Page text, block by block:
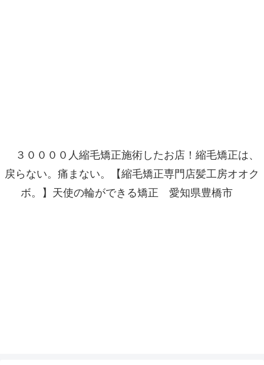
３００００人縮毛矯正施術したお店！縮毛矯正は、
戻らない。痛まない。【縮毛矯正専門店髪工房オオク
ボ。】天使の輪ができる矯正 愛知県豊橋市